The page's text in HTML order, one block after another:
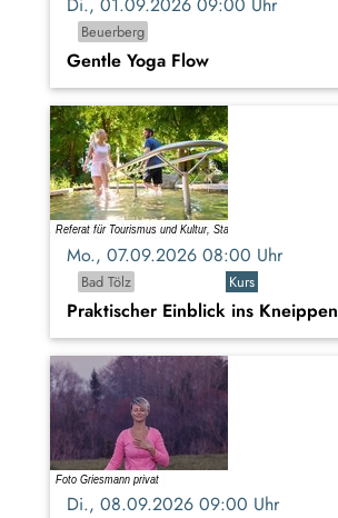
Di., 01.09.2026 09:00 Uhr
Beuerberg
Gentle Yoga Flow
Mo., 07.09.2026 08:00 Uhr
Bad Tölz
Kurs
Praktischer Einblick ins Kneippen
Di., 08.09.2026 09:00 Uhr